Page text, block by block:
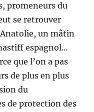
promeneurs du
se retrouver
un mâtin
espagnol…
que l’on a pas
de plus en plus
du
de protection des